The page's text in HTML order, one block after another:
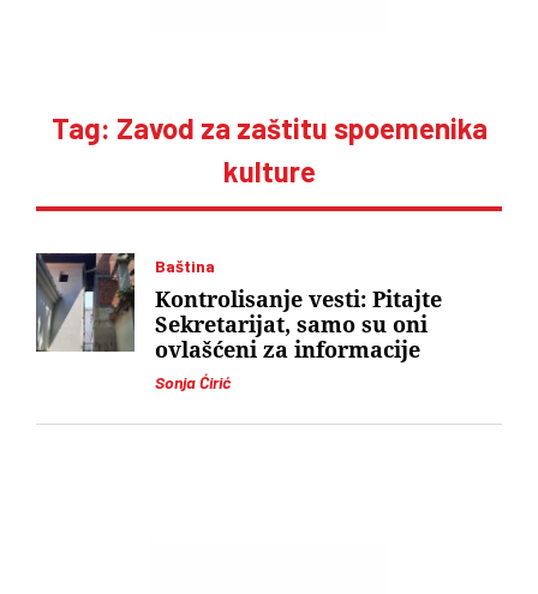
Tag: Zavod za zaštitu spoemenika
kulture
Baština
Sonja Ćirić
Kontrolisanje vesti: Pitajte
Sekretarijat, samo su oni
ovlašćeni za informacije